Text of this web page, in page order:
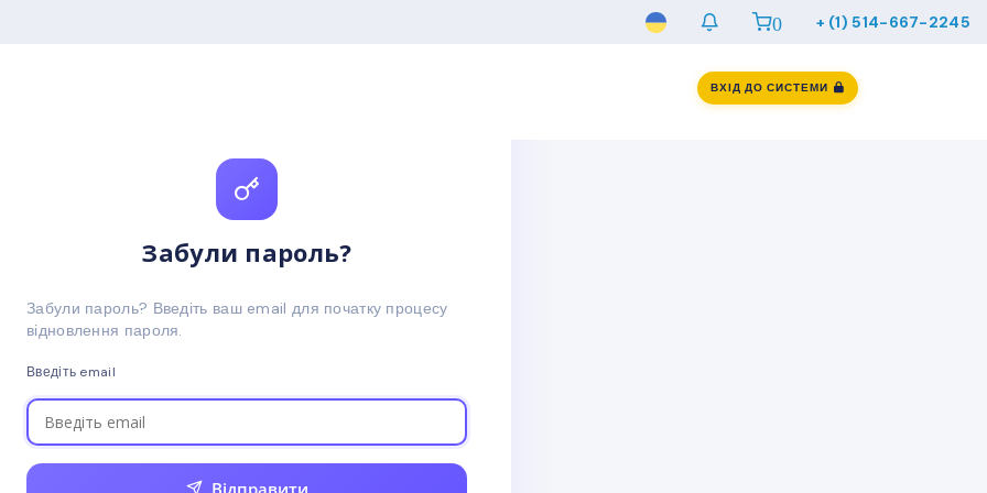
0 + (1) 514-667-2245
ВХІД ДО СИСТЕМИ
Забули пароль?
Забули пароль? Введіть ваш email для початку процесу
відновлення пароля.
Введіть email
Відправити